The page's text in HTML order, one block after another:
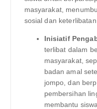
masyarakat,
sosial dan
Inisiatif
terlibat dalam
masyarakat,
badan amal
jompo, dan
pembersihan
membantu